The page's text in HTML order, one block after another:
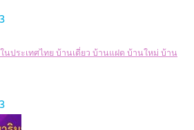
นประเทศไทย บ้านเดี่ยว บ้านแฝด บ้านใหม่ บ้าน